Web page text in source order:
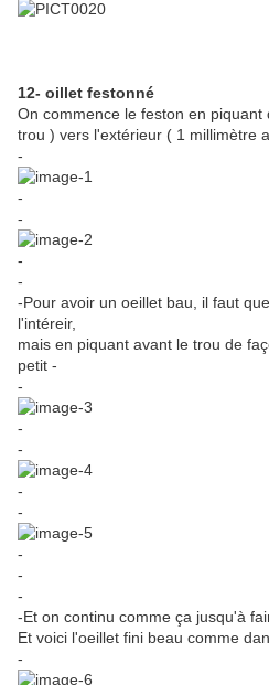
12- oillet festonné
On commence le feston en
trou ) vers l'extérieur ( 1 millimètre
-
-
-
-
-
-Pour avoir un oeillet bau, il faut
l'intéreir,
mais en piquant avant le trou de
petit -
-
-
-
-
-
-
-
-
-Et on continu comme ça jusqu'à
Et voici l'oeillet fini beau comme
-